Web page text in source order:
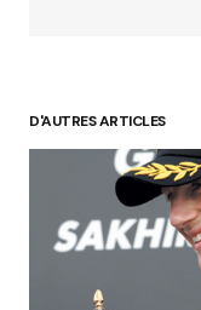
D'AUTRES ARTICLES